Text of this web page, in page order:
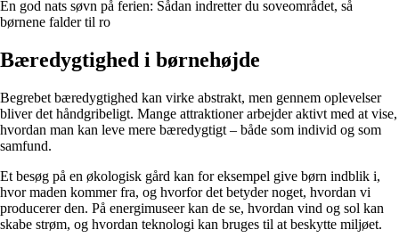
En god nats søvn på ferien: Sådan indretter du soveområdet, så
børnene falder til ro
Bæredygtighed i børnehøjde
Begrebet bæredygtighed kan virke abstrakt, men gennem oplevelser
bliver det håndgribeligt. Mange attraktioner arbejder aktivt med at vise,
hvordan man kan leve mere bæredygtigt – både som individ og som
samfund.
Et besøg på en økologisk gård kan for eksempel give børn indblik i,
hvor maden kommer fra, og hvorfor det betyder noget, hvordan vi
producerer den. På energimuseer kan de se, hvordan vind og sol kan
skabe strøm, og hvordan teknologi kan bruges til at beskytte miljøet.